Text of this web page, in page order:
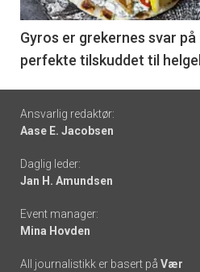
6
Gyros er grekernes svar
perfekte tilskuddet til
Footer
-
links
Ansvarlig redaktør:
Aase E. Jacobsen
Daglig leder:
Jan H. Amundsen
Event manager:
Mina Hovden
All journalistikk er basert på Vær